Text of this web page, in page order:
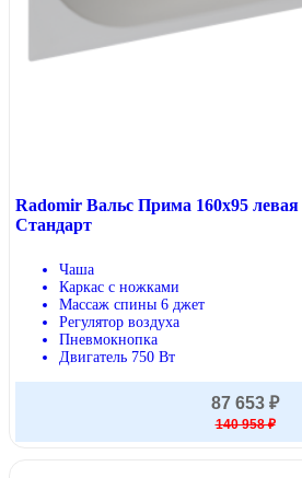
Radomir Вальс Прима 160х95
Стандарт
Чаша
Каркас с ножками
Массаж спины 6 джет
Регулятор воздуха
Пневмокнопка
Двигатель 750 Вт
87 653 ₽
140 958 ₽